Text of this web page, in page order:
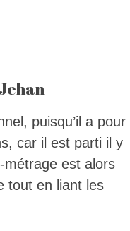
puisqu’il a pour
car il est parti il y
métrage est alors
tout en liant les